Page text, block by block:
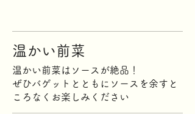
温かい前菜
温かい前菜はソースが絶品！
ぜひバゲットとともにソースを余すと
ころなくお楽しみください